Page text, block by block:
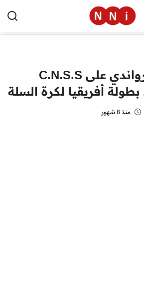
فوز الجيش الرواندي على C.N.S.S
أفريقيا لكرة السلة
منذ 8 شهور